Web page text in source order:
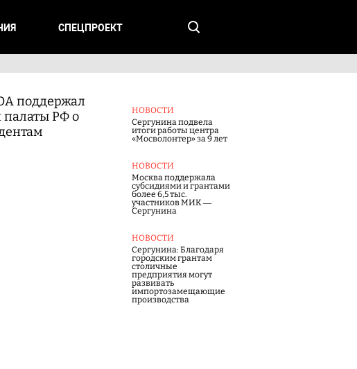
СПЕЦПРОЕКТ
поддержал
РФ о
НОВОСТИ
Сергунина подвела
итоги работы центра
«Мосволонтер» за 9 лет
НОВОСТИ
Москва поддержала
субсидиями и грантами
более 6,5 тыс.
участников МИК —
Сергунина
НОВОСТИ
Сергунина: Благодаря
городским грантам
столичные
предприятия могут
развивать
импортозамещающие
производства